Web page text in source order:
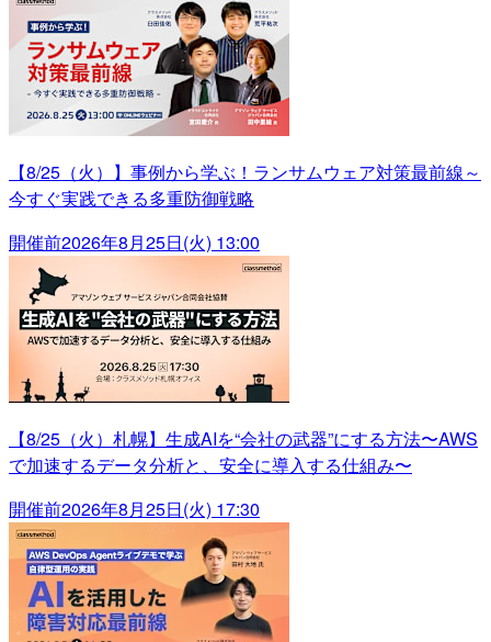
【8/25（火）】事例から学ぶ！ランサムウェア対策最前線～
今すぐ実践できる多重防御戦略
開催前2026年8月25日(火) 13:00
【8/25（火）札幌】生成AIを“会社の武器”にする方法〜AWS
で加速するデータ分析と、安全に導入する仕組み〜
開催前2026年8月25日(火) 17:30